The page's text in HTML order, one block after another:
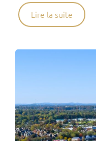
Lire la suite